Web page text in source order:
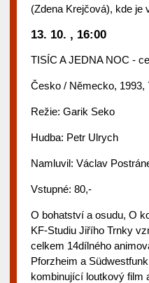
(Zdena Krejčová), kde je
13. 10. , 16:00
TISÍC A JEDNA NOC -
Česko / Německo, 1993,
Režie: Garik Seko
Hudba: Petr Ulrych
Namluvil: Václav
Vstupné: 80,-
O bohatství a osudu, O
KF-Studiu Jiřího Trnky
celkem 14dílného
Pforzheim a
kombinující loutkový film